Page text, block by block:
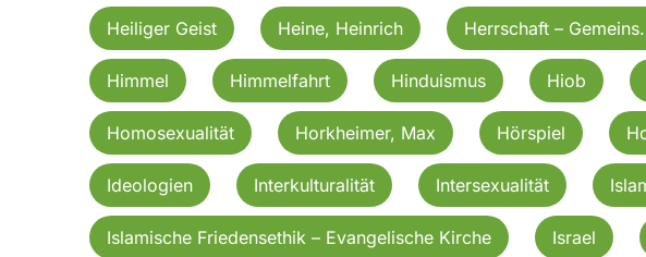
Heiliger Geist Heine, Heinrich Herrschaft –
Himmel Himmelfahrt Hinduismus Hiob
Homosexualität Horkheimer, Max Hörspiel
Ideologien Interkulturalität Intersexualität
Islamische Friedensethik – Evangelische Kirche Israel